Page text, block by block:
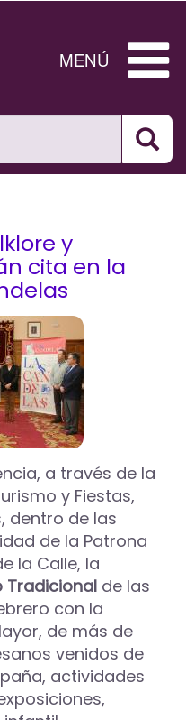
MENÚ
y
cita en la
a través de la
y Fiestas,
dentro de las
de la Patrona
la Calle, la
Tradicional de las
con la
de más de
venidos de
actividades